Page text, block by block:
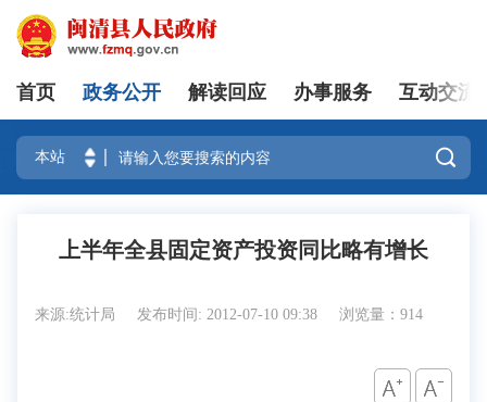
登录
首页 政务公开 解读回应 办事服务 互动交流

上半年全县固定资产投资同比略有增长
来源:统计局 发布时间: 2012-07-10 09:38 浏览量：914